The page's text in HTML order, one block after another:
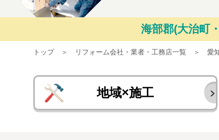
海部郡(大治町
トップ リフォーム会社・業者・工務店一覧 愛
地域×施工